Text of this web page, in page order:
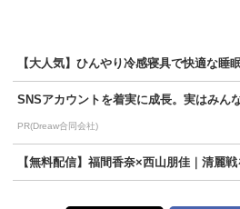
【大人気】ひんやり冷感寝具で快適な睡
SNSアカウントを着実に成長。実はみん
PR(Dreaw合同会社)
【無料配信】福間香奈×西山朋佳｜清麗